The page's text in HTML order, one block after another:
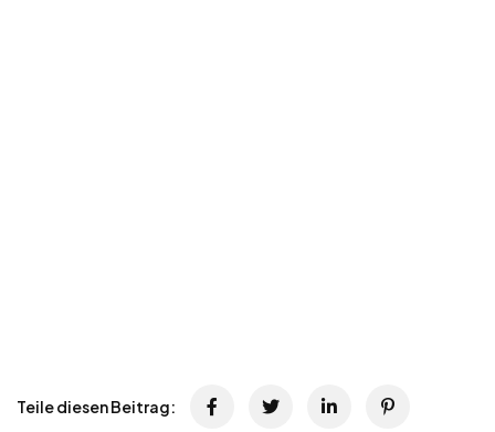
Teile diesen Beitrag: